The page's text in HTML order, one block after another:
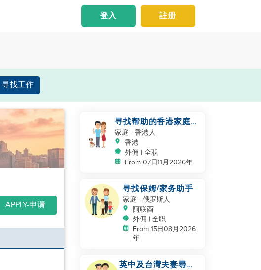
註册
登入
寻找工作
APPLY-申请
寻找帮助的香港家庭，
带着婴儿和宠物
家庭 - 香港人
香港
外佣 | 全职
From 07日11月2026年
寻找保姆/家务助手
家庭 - 俄罗斯人
阿联酉
外佣 | 全职
From 15日08月2026
年
英中及台灣夫妻尋找